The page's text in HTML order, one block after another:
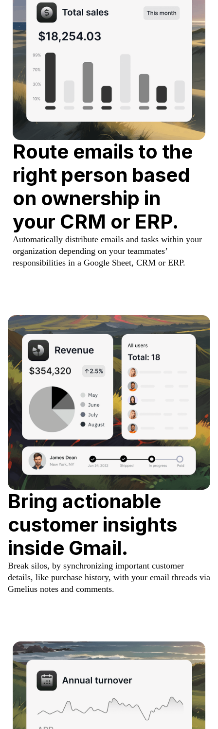
Route emails to the
right person based
on ownership in
your CRM or ERP.
Automatically distribute emails and tasks within your
organization depending on your teammates’
responsibilities in a Google Sheet, CRM or ERP.
Bring actionable
customer insights
inside Gmail.
Break silos, by synchronizing important customer
details, like purchase history, with your email threads via
Gmelius notes and comments.